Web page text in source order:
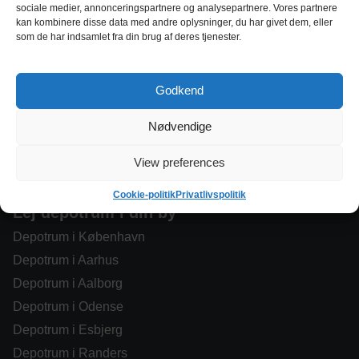
sociale medier, annonceringspartnere og analysepartnere. Vores partnere
kan kombinere disse data med andre oplysninger, du har givet dem, eller
som de har indsamlet fra din brug af deres tjenester.
Godkend
Nødvendige
View preferences
Cookie-politikPrivatlivspolitik
© tjekdepot.dk, 2026
Om tjekdepot.dk
Samarbejdspartnere
Lej depotrum i din by
Depotrum i København
Depotrum i Aarhus
Depotrum i Aalborg
Depotrum i Odense
Depotrum i Esbjerg
Depotrum i Randers